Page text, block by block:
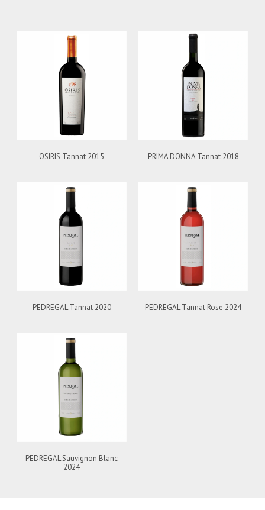
OSIRIS Tannat 2015 PRIMA DONNA Tannat 2018
PEDREGAL Tannat 2020 PEDREGAL Tannat Rose 2024
PEDREGAL Sauvignon Blanc
2024